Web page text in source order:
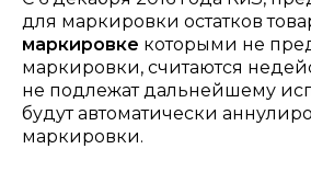
для маркировки остатков
маркировке которыми не
маркировки, считаются
не подлежат дальнейшему
будут автоматически
маркировки.